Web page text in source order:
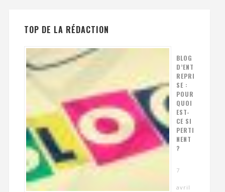
TOP DE LA RÉDACTION
BLOG
D’ENT
REPRI
SE :
POUR
QUOI
EST-
CE SI
PERTI
NENT
?
7
avril